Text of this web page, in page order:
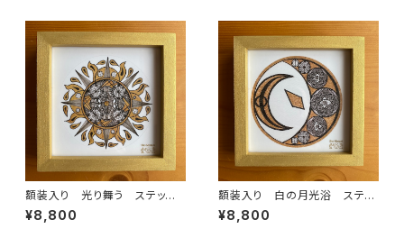
額装入り 光り舞う ステッカ
ー
¥8,800
額装入り 白の月光浴 ステッ
カー
¥8,800